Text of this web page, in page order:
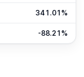
341.01%
-88.21%